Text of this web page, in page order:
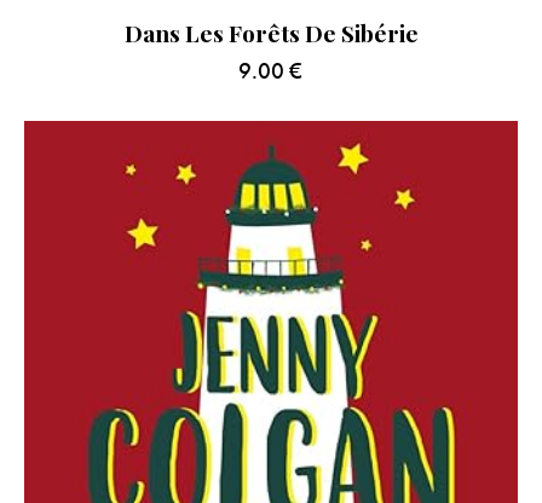
Dans Les Forêts De Sibérie
9.00 €